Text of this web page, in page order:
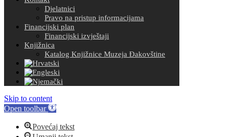
Djelatnici
Pravo na pristup informacijama
Financijski plan
Financijski izvještaji
Knjižnica
Katalog Knjižnice Muzeja Đakovštine
Skip to content
Open toolbar
Povećaj tekst